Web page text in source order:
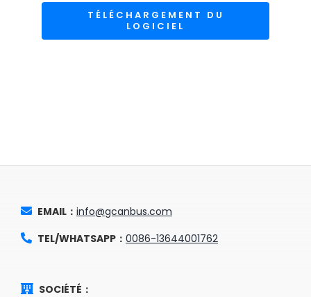
TÉLÉCHARGEMENT DU
LOGICIEL
EMAIL： info@gcanbus.com
TEL/WHATSAPP： 0086-13644001762
SOCIÉTÉ：